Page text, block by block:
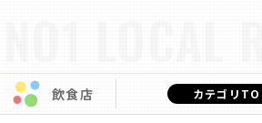
NO1
飲食店 カテゴリ